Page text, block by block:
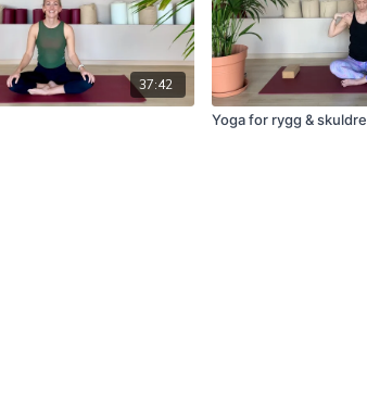
37:42
Yoga for rygg & skuldre